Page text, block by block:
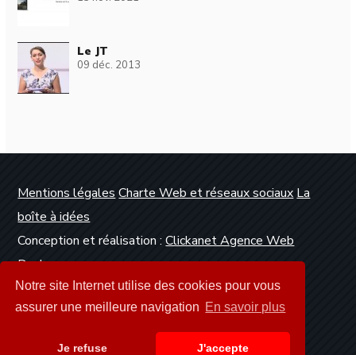
Notre site Internet utilise des cookies pour vous
assurer une meilleure navigation En savoir plus
Je refuse J'accepte
Le JT
09 déc. 2013
Mentions légales Charte Web et réseaux sociaux La
boîte à idées
Conception et réalisation :Clickanet Agence Web
Dunkerque